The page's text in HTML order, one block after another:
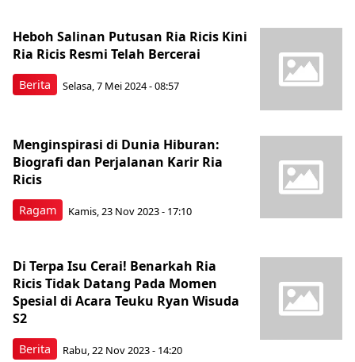
Berita
Heboh Salinan Putusan Ria Ricis Kini
Ria Ricis Resmi Telah Bercerai
Selasa, 7 Mei 2024 - 08:57
Ragam
Menginspirasi di Dunia Hiburan:
Biografi dan Perjalanan Karir Ria
Ricis
Kamis, 23 Nov 2023 - 17:10
Berita
Di Terpa Isu Cerai! Benarkah Ria
Ricis Tidak Datang Pada Momen
Spesial di Acara Teuku Ryan Wisuda
S2
Rabu, 22 Nov 2023 - 14:20